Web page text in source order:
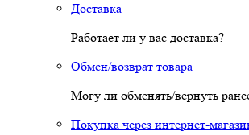
Доставка
Работает ли у вас доставка?
Обмен/возврат товара
Могу ли обменять/вернуть
Покупка через интернет-